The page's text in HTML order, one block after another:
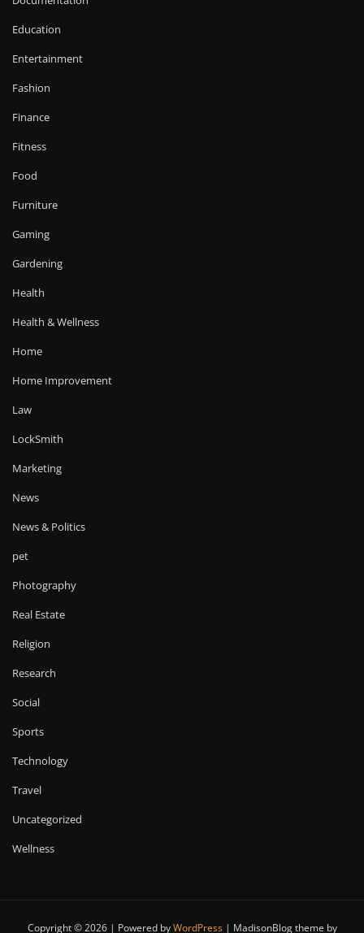
Education
Entertainment
Fashion
Finance
Fitness
Food
Furniture
Gaming
Gardening
Health
Health & Wellness
Home
Home Improvement
Law
LockSmith
Marketing
News
News & Politics
pet
Photography
Real Estate
Religion
Research
Social
Sports
Technology
Travel
Uncategorized
Wellness
Copyright © 2026 | Powered byWordPress | MadisonBlog theme by